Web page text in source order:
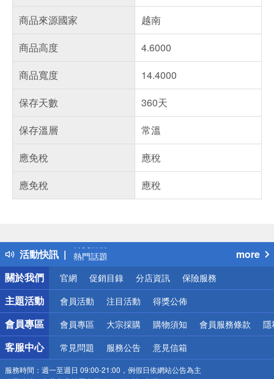
商品來源國家
越南
商品高度
4.6000
商品寬度
14.4000
保存天數
360天
保存溫層
常溫
應免稅
應稅
應免稅
應稅
活動快訊
得獎公告
熱門話題
銀行優惠
偏遠地區配送
詐騙網頁！請小心！
more
關於我們
官網 促銷目錄 分店資訊 保險服務
主題活動 會員活動 注目活動 得獎公佈
會員專區 會員專區 大宗採購 購物須知 會員服務條款 隱
客服中心 常見問題 服務公告 意見信箱
服務時間： 週一至週日 09:00-21:00，例假日依網站公告為主